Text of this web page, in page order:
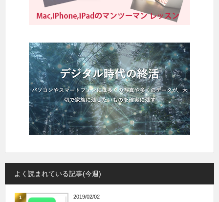
よく読まれている記事(今週)
1 2019/02/02